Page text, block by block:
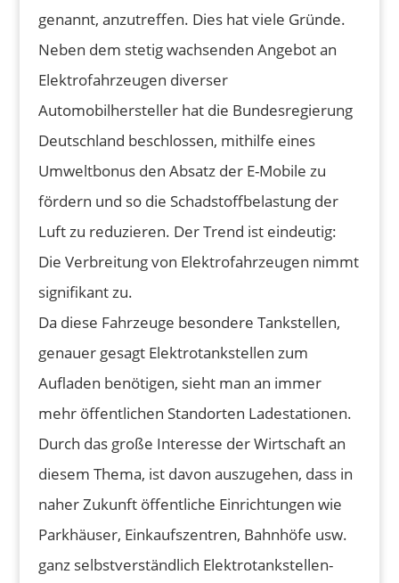
genannt, anzutreffen. Dies hat viele Gründe.
Neben dem stetig wachsenden Angebot an
Elektrofahrzeugen diverser
Automobilhersteller hat die Bundesregierung
Deutschland beschlossen, mithilfe eines
Umweltbonus den Absatz der E-Mobile zu
fördern und so die Schadstoffbelastung der
Luft zu reduzieren. Der Trend ist eindeutig:
Die Verbreitung von Elektrofahrzeugen nimmt
signifikant zu.
Da diese Fahrzeuge besondere Tankstellen,
genauer gesagt Elektrotankstellen zum
Aufladen benötigen, sieht man an immer
mehr öffentlichen Standorten Ladestationen.
Durch das große Interesse der Wirtschaft an
diesem Thema, ist davon auszugehen, dass in
naher Zukunft öffentliche Einrichtungen wie
Parkhäuser, Einkaufszentren, Bahnhöfe usw.
ganz selbstverständlich Elektrotankstellen-